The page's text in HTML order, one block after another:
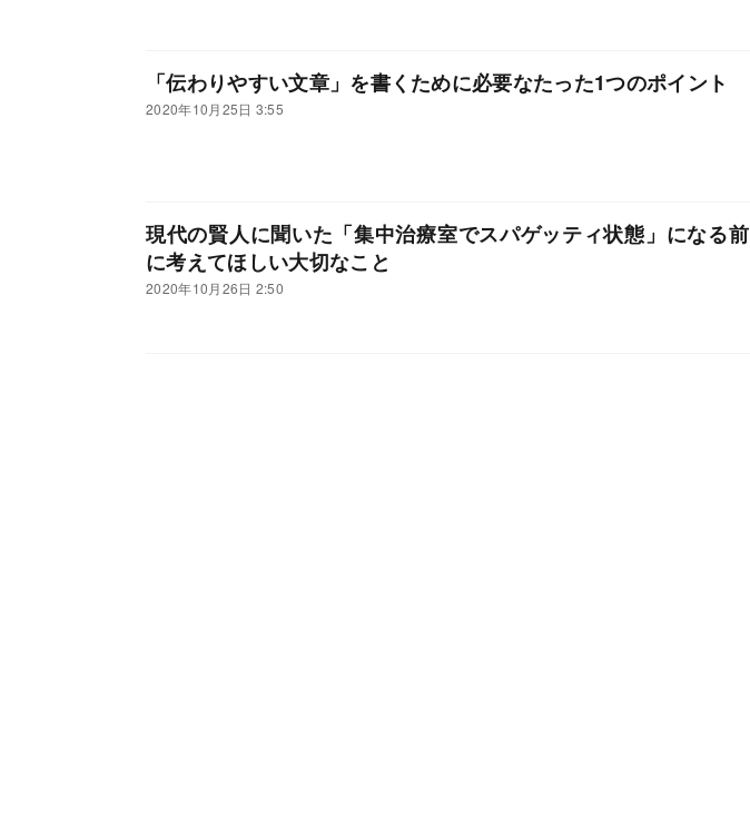
「伝わりやすい文章」を書くために必要なたった1つのポイント
2020年10月25日 3:55
現代の賢人に聞いた「集中治療室でスパゲッティ状態」になる前
に考えてほしい大切なこと
2020年10月26日 2:50